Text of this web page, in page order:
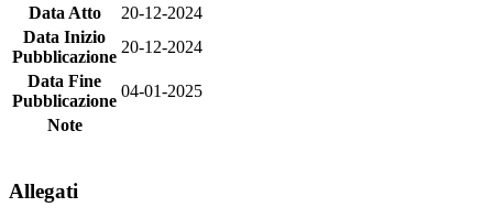
Data Atto
20-12-2024
Data Inizio
Pubblicazione
20-12-2024
Data Fine
Pubblicazione
04-01-2025
Note
Allegati